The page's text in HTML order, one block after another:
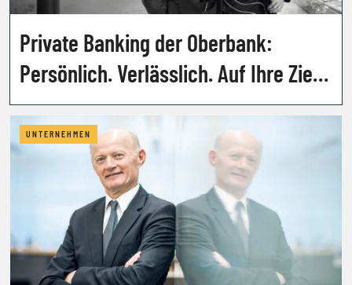
Private Banking der Oberbank:
Persönlich. Verlässlich. Auf Ihre Ziele
abgestimmt.
UNTERNEHMEN